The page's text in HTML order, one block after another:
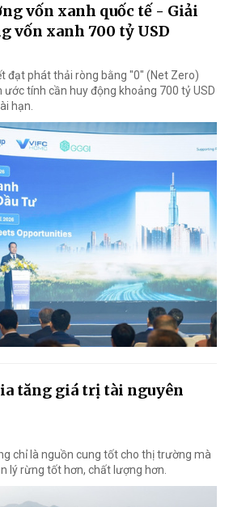
vốn xanh quốc tế - Giải
vốn xanh 700 tỷ USD
đạt phát thải ròng bằng "0" (Net Zero)
tính cần huy động khoảng 700 tỷ USD
hạn.
tăng giá trị tài nguyên
chỉ là nguồn cung tốt cho thị trường mà
lý rừng tốt hơn, chất lượng hơn.